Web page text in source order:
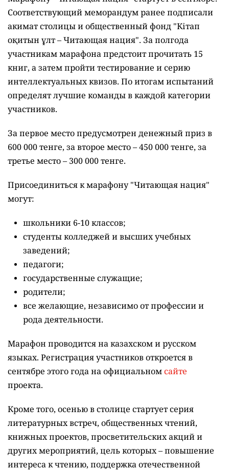
Соответствующий меморандум ранее подписали
акимат столицы и общественный фонд "Кітап
оқитын ұлт – Читающая нация". За полгода
участникам марафона предстоит прочитать 15
книг, а затем пройти тестирование и серию
интеллектуальных квизов. По итогам испытаний
определят лучшие команды в каждой категории
участников.
За первое место предусмотрен денежный приз в
600 000 тенге, за второе место – 450 000 тенге, за
третье место – 300 000 тенге.
Присоединиться к марафону "Читающая нация"
могут:
школьники 6-10 классов;
студенты колледжей и высших учебных
заведений;
педагоги;
государственные служащие;
родители;
все желающие, независимо от профессии и
рода деятельности.
Марафон проводится на казахском и русском
языках. Регистрация участников откроется в
сентябре этого года на официальномсайте
проекта.
Кроме того, осенью в столице стартует серия
литературных встреч, общественных чтений,
книжных проектов, просветительских акций и
других мероприятий, цель которых –повышение
интереса к чтению, поддержка отечественной